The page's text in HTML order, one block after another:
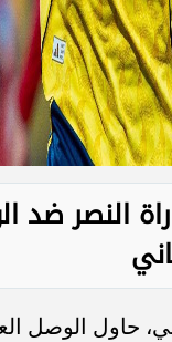
النصر ضد
حاول الوصل